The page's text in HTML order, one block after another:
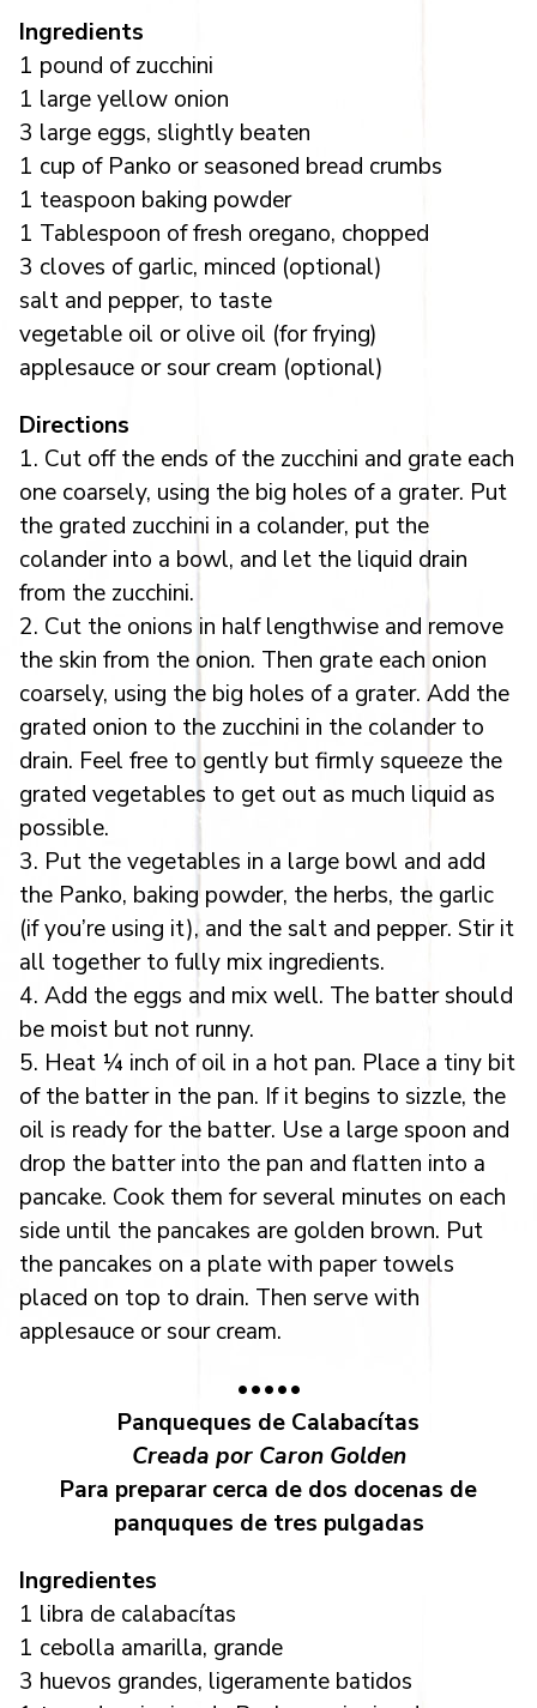
Ingredients
1 pound of zucchini
1 large yellow onion
3 large eggs, slightly beaten
1 cup of Panko or seasoned bread crumbs
1 teaspoon baking powder
1 Tablespoon of fresh oregano, chopped
3 cloves of garlic, minced (optional)
salt and pepper, to taste
vegetable oil or olive oil (for frying)
applesauce or sour cream (optional)
Directions
1. Cut off the ends of the zucchini and grate each
one coarsely, using the big holes of a grater. Put
the grated zucchini in a colander, put the
colander into a bowl, and let the liquid drain
from the zucchini.
2. Cut the onions in half lengthwise and remove
the skin from the onion. Then grate each onion
coarsely, using the big holes of a grater. Add the
grated onion to the zucchini in the colander to
drain. Feel free to gently but firmly squeeze the
grated vegetables to get out as much liquid as
possible.
3. Put the vegetables in a large bowl and add
the Panko, baking powder, the herbs, the garlic
(if you’re using it), and the salt and pepper. Stir it
all together to fully mix ingredients.
4. Add the eggs and mix well. The batter should
be moist but not runny.
5. Heat ¼ inch of oil in a hot pan. Place a tiny bit
of the batter in the pan. If it begins to sizzle, the
oil is ready for the batter. Use a large spoon and
drop the batter into the pan and flatten into a
pancake. Cook them for several minutes on each
side until the pancakes are golden brown. Put
the pancakes on a plate with paper towels
placed on top to drain. Then serve with
applesauce or sour cream.
•••••
Panqueques de Calabacítas
Creada por Caron Golden
Para preparar cerca de dos docenas de
panquques de tres pulgadas
Ingredientes
1 libra de calabacítas
1 cebolla amarilla, grande
3 huevos grandes, ligeramente batidos